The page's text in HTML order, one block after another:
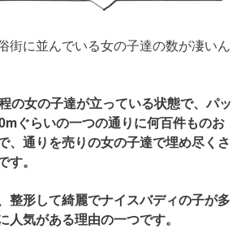
街に並んでいる女の子達の数が凄いん
の女の子達が立っている状態で、パッ
ぐらいの一つの通りに何百件ものお
、通りを売りの女の子達で埋め尽くさ
。
整形して綺麗でナイスバディの子が多
人気がある理由の一つです。